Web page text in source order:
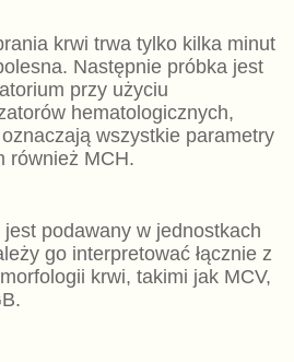
krwi trwa tylko kilka minut
Następnie próbka jest
przy użyciu
hematologicznych,
wszystkie parametry
również MCH.
podawany w jednostkach
go interpretować łącznie z
krwi, takimi jak MCV,